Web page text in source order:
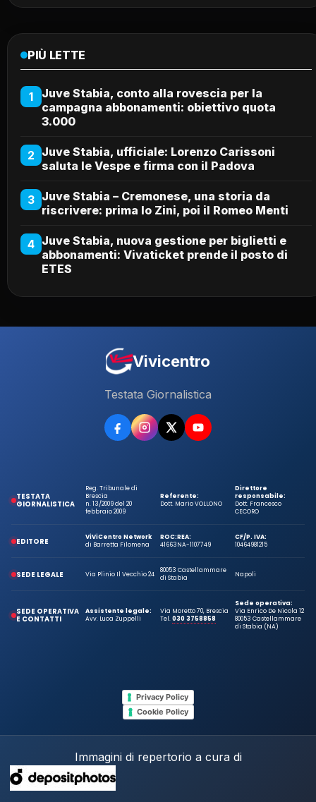
PIÙ LETTE
1
Juve Stabia, conto alla rovescia per la
campagna abbonamenti: obiettivo quota
3.000
2 Juve Stabia, ufficiale: Lorenzo Carissoni
saluta le Vespe e firma con il Padova
3 Juve Stabia – Cremonese, una storia da
riscrivere: prima lo Zini, poi il Romeo Menti
4 Juve Stabia, nuova gestione per biglietti e
abbonamenti: Vivaticket prende il posto di
ETES
Vivicentro
Testata Giornalistica
TESTATA
GIORNALISTICA
Reg. Tribunale di
Brescia
n. 13/2009 del 20
febbraio 2009
Referente:
Dott. Mario VOLLONO
Direttore
responsabile:
Dott. Francesco
CECORO
EDITORE
ViViCentro Network
di Barretta Filomena
ROC:
41663
REA:
NA-1107749
CF/P. IVA:
10464981215
SEDE LEGALE Via Plinio Il Vecchio 24
80053 Castellammare
di Stabia
Napoli
SEDE OPERATIVA
E CONTATTI
Assistente legale:
Avv. Luca Zuppelli
Via Moretto 70, Brescia
Tel.030 3758858
Sede operativa:
Via Enrico De Nicola 12
80053 Castellammare
di Stabia (NA)
Privacy Policy
Cookie Policy
Immagini di repertorio a cura di